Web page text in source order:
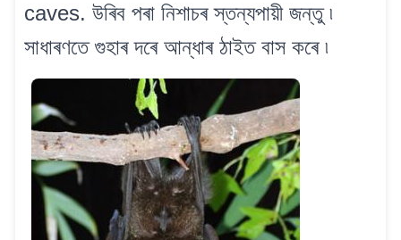
caves. উৰিব পৰা নিশাচৰ স্তন্যপায়ী জন্তু ৷
সাধাৰণতে গুহাৰ দৰে আন্ধাৰ ঠাইত বাস কৰে ৷